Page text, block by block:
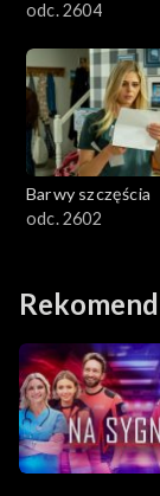
odc. 2604
Barwy szczęścia
odc. 2602